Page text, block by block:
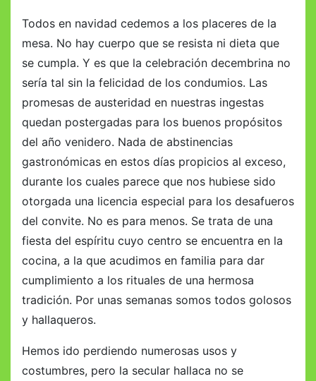
Todos en navidad cedemos a los placeres de la
mesa. No hay cuerpo que se resista ni dieta que
se cumpla. Y es que la celebración decembrina no
sería tal sin la felicidad de los condumios. Las
promesas de austeridad en nuestras ingestas
quedan postergadas para los buenos propósitos
del año venidero. Nada de abstinencias
gastronómicas en estos días propicios al exceso,
durante los cuales parece que nos hubiese sido
otorgada una licencia especial para los desafueros
del convite. No es para menos. Se trata de una
fiesta del espíritu cuyo centro se encuentra en la
cocina, a la que acudimos en familia para dar
cumplimiento a los rituales de una hermosa
tradición. Por unas semanas somos todos golosos
y hallaqueros.
Hemos ido perdiendo numerosas usos y
costumbres, pero la secular hallaca no se